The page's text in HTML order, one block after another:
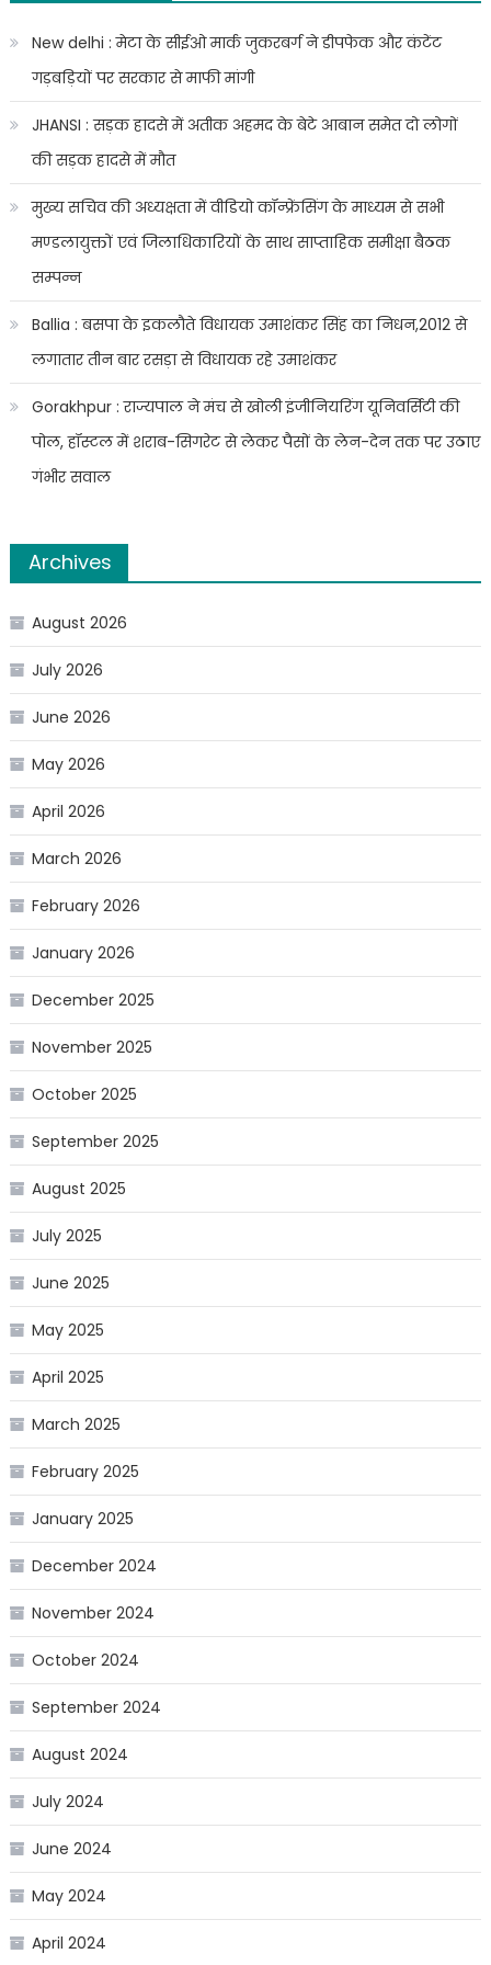
के
में
जारी
रही।
गांव-
ट्रैक्टर
जनसम्पर्क
कार्यक्रम
किया
समाजवादी
ने
रखा
New delhi : मेटा के सीईओ मार्क जुकरबर्ग ने डीपफेक और कंटेंट
गड़बड़ियों पर सरकार से माफी मांगी
JHANSI : सड़क हादसे में अतीक अहमद के बेटे आबान समेत दो लोगों
की सड़क हादसे में मौत
मुख्य सचिव की अध्यक्षता में वीडियो कॉन्फ्रेंसिंग के माध्यम से सभी
मण्डलायुक्तों एवं जिलाधिकारियों के साथ साप्ताहिक समीक्षा बैठक
सम्पन्न
Ballia : बसपा के इकलौते विधायक उमाशंकर सिंह का निधन,2012 से
लगातार तीन बार रसड़ा से विधायक रहे उमाशंकर
Gorakhpur : राज्यपाल ने मंच से खोली इंजीनियरिंग यूनिवर्सिटी की
पोल, हॉस्टल में शराब-सिगरेट से लेकर पैसों के लेन-देन तक पर उठाए
गंभीर सवाल
Archives
August 2026
July 2026
June 2026
May 2026
April 2026
March 2026
February 2026
January 2026
December 2025
November 2025
October 2025
September 2025
August 2025
July 2025
June 2025
May 2025
April 2025
March 2025
February 2025
January 2025
December 2024
November 2024
October 2024
September 2024
August 2024
July 2024
June 2024
May 2024
April 2024